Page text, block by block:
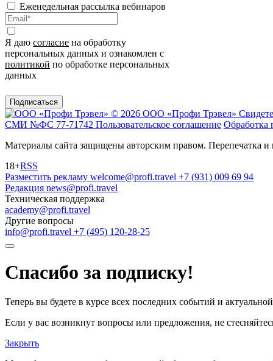
Еженедельная рассылка вебинаров
Я даю согласие на обработку
персональных данных и ознакомлен с
политикой по обработке персональных
данных
Подписаться
© 2026 ООО «Профи Трэвeл»
СМИ №ФС 77-71742 Пользовательское соглашение Обработка
Материалы сайта защищены авторским правом. Перепечатка
18+RSS
Разместить рекламу welcome@profi.travel +7 (931) 009 69 94
Редакция news@profi.travel
Техническая поддержка
academy@profi.travel
Другие вопросы
info@profi.travel +7 (495) 120-28-25
Спасибо за подписку!
Теперь вы будете в курсе всех последних событий и
Если у вас возникнут вопросы или предложения, не
Закрыть